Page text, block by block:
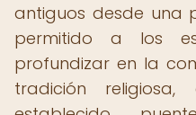
antiguos desde una
permitido a los
profundizar en la
tradición